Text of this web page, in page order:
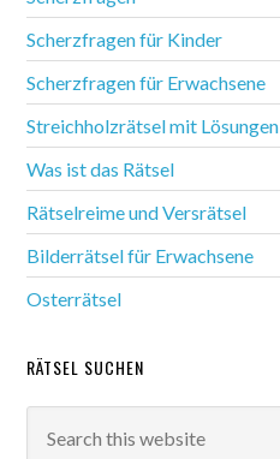
Scherzfragen für Kinder
Scherzfragen für Erwachsene
Streichholzrätsel mit Lösungen
Was ist das Rätsel
Rätselreime und Versrätsel
Bilderrätsel für Erwachsene
Osterrätsel
RÄTSEL SUCHEN